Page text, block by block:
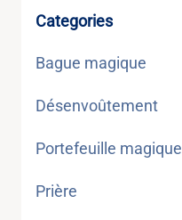
Categories
Bague magique
Désenvoûtement
Portefeuille magique
Prière